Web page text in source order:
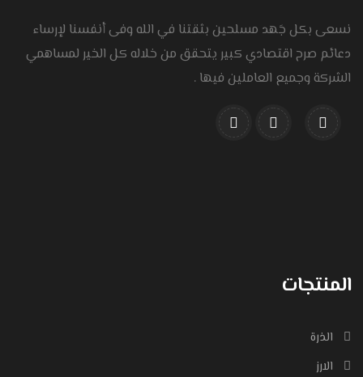
نسعى بكل جَهد مسلحين بثقتنا في الله وفى أنفسنا لإرساء
دعائم صرح اقتصادي كبير يتحقق من خلاله كل الخير لمساهمي
الشركة وجميع العاملين فيها .
المنتجات
الذرة
الارز